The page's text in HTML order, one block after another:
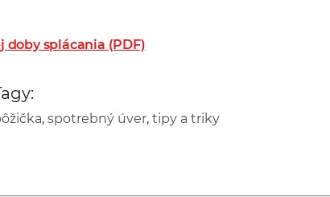
doby splácania (PDF)
, spotrebný úver, tipy a triky